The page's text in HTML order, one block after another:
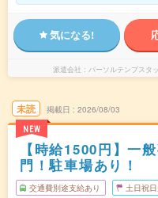
気になる!
派遣会社 パーソルテンプスタ
未読
NEW
掲載日 2026/08/03
【時給1500円】一
門！駐車場あり！
交通費別途支給あり 土日祝